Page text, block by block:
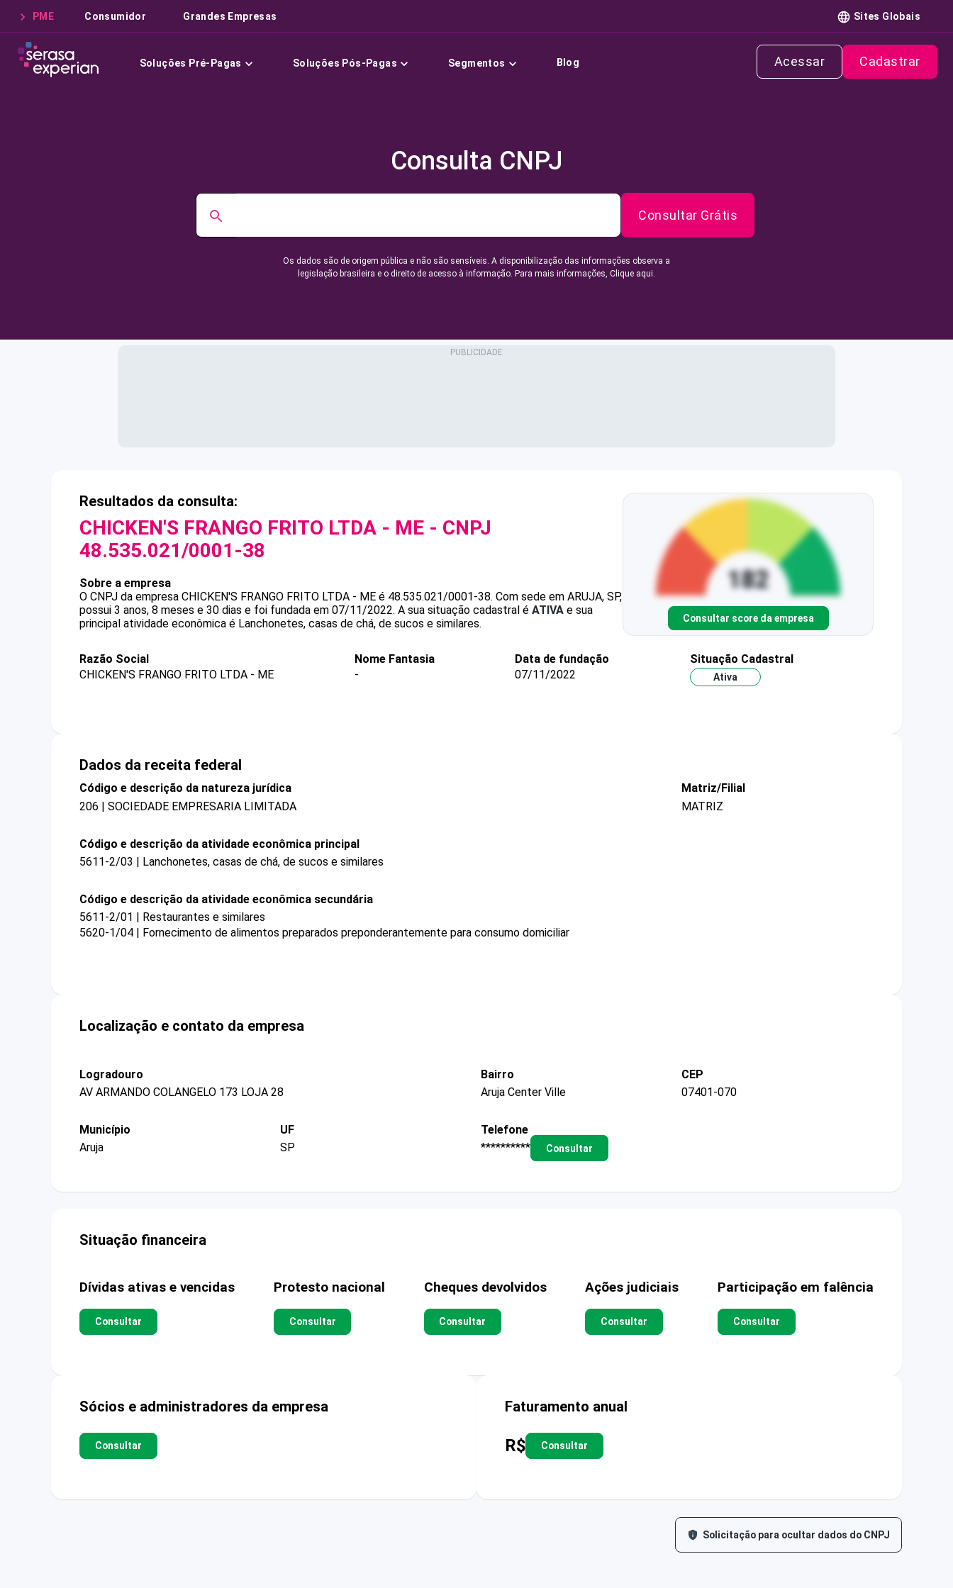
PME Consumidor Grandes Empresas Sites Globais
Soluções Pré-Pagas Soluções Pós-Pagas Segmentos Blog Acessar Cadastrar
Consulta CNPJ
Consultar Grátis
Os dados são de origem pública e não são sensíveis. A disponibilização das informações observa a
legislação brasileira e o direito de acesso à informação. Para mais informações, Clique aqui.
Resultados da consulta:
CHICKEN'S FRANGO FRITO LTDA - ME - CNPJ
48.535.021/0001-38
Sobre a empresa
O CNPJ da empresa CHICKEN'S FRANGO FRITO LTDA - ME é 48.535.021/0001-38. Com sede em ARUJA, SP,
possui 3 anos, 8 meses e 30 dias e foi fundada em 07/11/2022. A sua situação cadastral é ATIVA e sua
principal atividade econômica é Lanchonetes, casas de chá, de sucos e similares.
Consultar score da empresa
Razão Social
CHICKEN'S FRANGO FRITO LTDA - ME
Nome Fantasia
-
Data de fundação
07/11/2022
Situação Cadastral
Ativa
Dados da receita federal
Código e descrição da natureza jurídica
206 | SOCIEDADE EMPRESARIA LIMITADA
Matriz/Filial
MATRIZ
Código e descrição da atividade econômica principal
5611-2/03 | Lanchonetes, casas de chá, de sucos e similares
Código e descrição da atividade econômica secundária
5611-2/01 | Restaurantes e similares
5620-1/04 | Fornecimento de alimentos preparados preponderantemente para consumo domiciliar
Localização e contato da empresa
Logradouro
AV ARMANDO COLANGELO 173 LOJA 28
Bairro
Aruja Center Ville
CEP
07401-070
Município
Aruja
UF
SP
Telefone
**********
Consultar
Situação financeira
Dívidas ativas e vencidas
Consultar
Protesto nacional
Consultar
Cheques devolvidos
Consultar
Ações judiciais
Consultar
Participação em falência
Consultar
Sócios e administradores da empresa
Consultar
Faturamento anual
R$ Consultar
Solicitação para ocultar dados do CNPJ